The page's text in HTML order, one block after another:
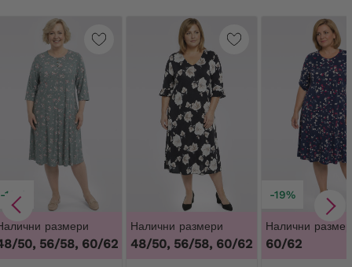
-19%
размери
50, 56/58, 60/62
Налични размери
48/50, 56/58, 60/62
-19%
Налични
60/62